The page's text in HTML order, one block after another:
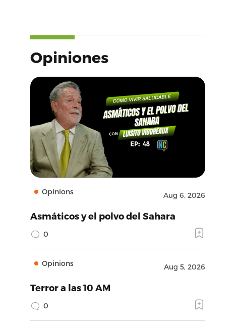
Opiniones
Opinions Aug 6, 2026
Asmáticos y el polvo del Sahara
0
Opinions Aug 5, 2026
Terror a las 10 AM
0